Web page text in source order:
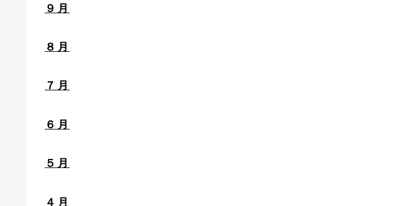
９月
８月
７月
６月
５月
４月